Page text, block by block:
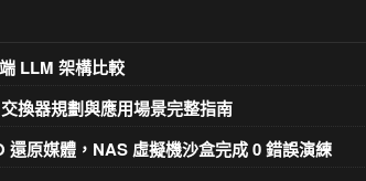
LLM 架構比較
換器規劃與應用場景完整指南
原媒體，NAS 虛擬機沙盒完成 0 錯誤演練